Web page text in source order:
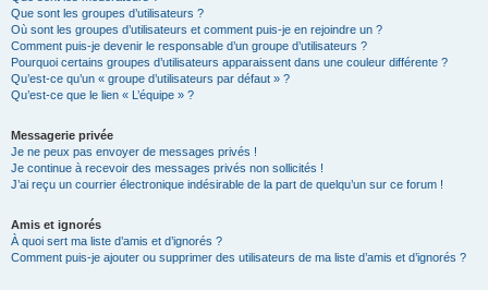
Que sont les groupes d’utilisateurs ?
Où sont les groupes d’utilisateurs et comment puis-je en rejoindre un ?
Comment puis-je devenir le responsable d’un groupe d’utilisateurs ?
Pourquoi certains groupes d’utilisateurs apparaissent dans une couleur différente ?
Qu’est-ce qu’un « groupe d’utilisateurs par défaut » ?
Qu’est-ce que le lien « L’équipe » ?
Messagerie privée
Je ne peux pas envoyer de messages privés !
Je continue à recevoir des messages privés non sollicités !
J’ai reçu un courrier électronique indésirable de la part de quelqu’un sur ce forum !
Amis et ignorés
À quoi sert ma liste d’amis et d’ignorés ?
Comment puis-je ajouter ou supprimer des utilisateurs de ma liste d’amis et d’ignorés ?